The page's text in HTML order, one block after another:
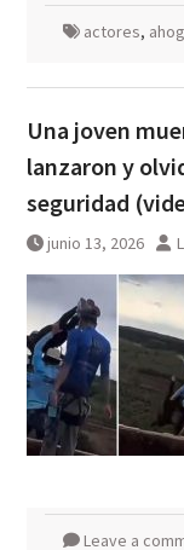
actores,
Una joven
lanzaron y
seguridad
junio 13, 2026
Leave a